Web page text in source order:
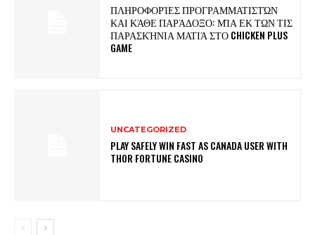
ΠΛΗΡΟΦΟΡΊΕΣ ΠΡΟΓΡΑΜΜΑΤΙΣΤΏΝ
ΚΑΙ ΚΆΘΕ ΠΑΡΆΔΟΞΟ: ΜΊΑ ΕΚ ΤΩΝ ΤΙΣ
ΠΑΡΑΣΚΉΝΙΑ ΜΑΤΙΆ ΣΤΟ CHICKEN PLUS
GAME
UNCATEGORIZED
PLAY SAFELY WIN FAST AS CANADA USER WITH
THOR FORTUNE CASINO